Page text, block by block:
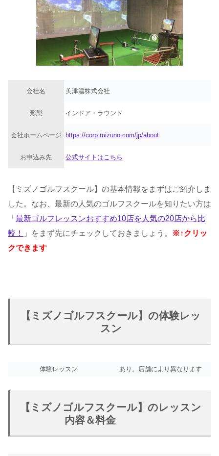
会社名 美津濃株式会社
形態 インドア・ラウンド
会社ホームページ https://corp.mizuno.com/jp/about
お申込み先 公式サイトはこちら
【ミズノゴルフスクール】の基本情報をまずはご紹介しま
した。なお、最新の人気のゴルフスクールを知りたい方は
「 最新ゴルフレッスンおすすめ10店を人気の20店から比
較！
」をまず先にチェックしておきましょう。
※↑クリッ
クできます
【ミズノゴルフスクール】の体験レッ
スン
体験レッスン あり。店舗により異なります
【ミズノゴルフスクール】のレッスン
内容＆料金